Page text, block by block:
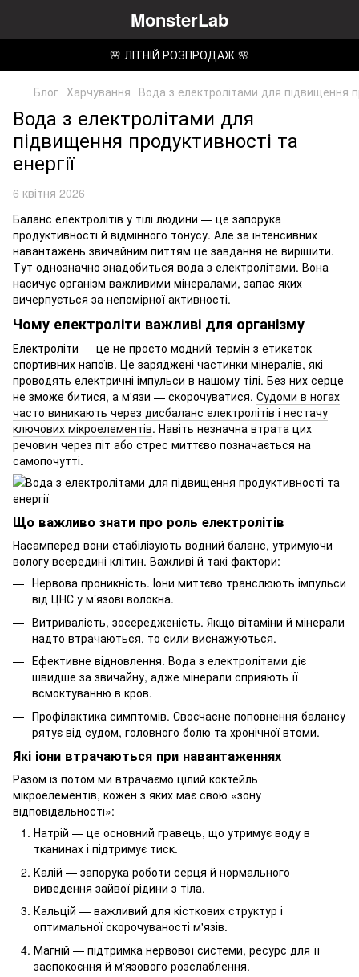
MonsterLab
🌸 ЛІТНІЙ РОЗПРОДАЖ 🌸
Блог Харчування Вода з електролітами для підвищення
Вода з електролітами для
підвищення продуктивності та
енергії
6 квітня 2026
Баланс електролітів у тілі людини — це запорука
продуктивності й відмінного тонусу. Але за інтенсивних
навантажень звичайним питтям це завдання не вирішити.
Тут однозначно знадобиться вода з електролітами. Вона
насичує організм важливими мінералами, запас яких
вичерпується за непомірної активності.
Чому електроліти важливі для організму
Електроліти — це не просто модний термін з етикеток
спортивних напоїв. Це заряджені частинки мінералів, які
проводять електричні імпульси в нашому тілі. Без них серце
не зможе битися, а м'язи — скорочуватися. Судоми в ногах
часто виникають через дисбаланс електролітів і нестачу
ключових мікроелементів. Навіть незначна втрата цих
речовин через піт або стрес миттєво позначається на
самопочутті.
Що важливо знати про роль електролітів
Насамперед вони стабілізують водний баланс, утримуючи
вологу всередині клітин. Важливі й такі фактори:
Нервова проникність. Іони миттєво транслюють імпульси
від ЦНС у м’язові волокна.
Витривалість, зосередженість. Якщо вітаміни й мінерали
надто втрачаються, то сили виснажуються.
Ефективне відновлення. Вода з електролітами діє
швидше за звичайну, адже мінерали сприяють її
всмоктуванню в кров.
Профілактика симптомів. Своєчасне поповнення балансу
рятує від судом, головного болю та хронічної втоми.
Які іони втрачаються при навантаженнях
Разом із потом ми втрачаємо цілий коктейль
мікроелементів, кожен з яких має свою «зону
відповідальності»:
Натрій — це основний гравець, що утримує воду в
тканинах і підтримує тиск.
Калій — запорука роботи серця й нормального
виведення зайвої рідини з тіла.
Кальцій — важливий для кісткових структур і
оптимальної скорочуваності м'язів.
Магній — підтримка нервової системи, ресурс для її
заспокоєння й м'язового розслаблення.